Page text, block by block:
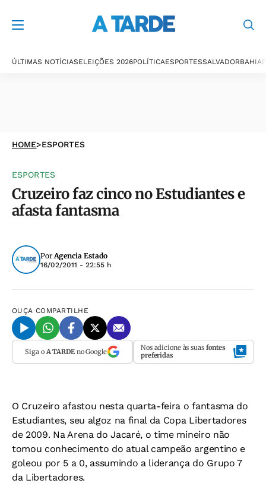
ÚLTIMAS NOTÍCIASELEIÇÕES 2026POLÍTICAESPORTESSALVADORBAHIA
HOME>ESPORTES
ESPORTES
Cruzeiro faz cinco no Estudiantes e
afasta fantasma
PorAgencia Estado
16/02/2011 - 22:55 h
OUÇA COMPARTILHE
Siga o A TARDEno Google Nos adicione às suas fontes
preferidas
O Cruzeiro afastou nesta quarta-feira o fantasma do
Estudiantes, seu algoz na final da Copa Libertadores
de 2009. Na Arena do Jacaré, o time mineiro não
tomou conhecimento do atual campeão argentino e
goleou por 5 a 0, assumindo a liderança do Grupo 7
da Libertadores.